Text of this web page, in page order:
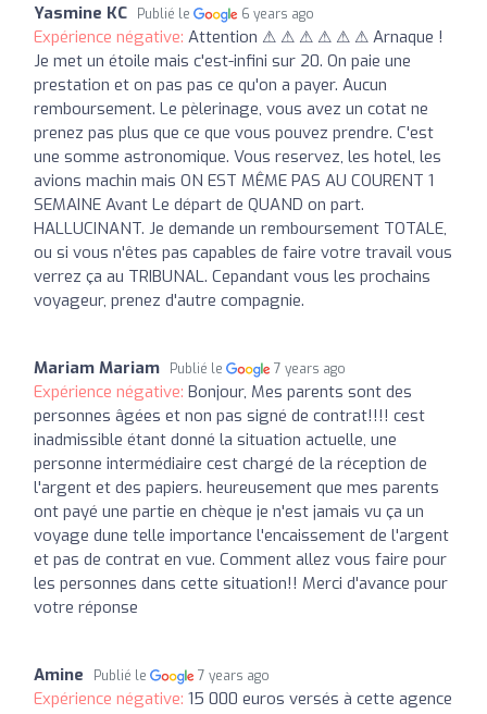
Yasmine KC Publié le 6 years ago
Expérience négative: Attention ⚠ ⚠ ⚠ ⚠ ⚠ ⚠ Arnaque !
Je met un étoile mais c'est-infini sur 20. On paie une
prestation et on pas pas ce qu'on a payer. Aucun
remboursement. Le pèlerinage, vous avez un cotat ne
prenez pas plus que ce que vous pouvez prendre. C'est
une somme astronomique. Vous reservez, les hotel, les
avions machin mais ON EST MÊME PAS AU COURENT 1
SEMAINE Avant Le départ de QUAND on part.
HALLUCINANT. Je demande un remboursement TOTALE,
ou si vous n'êtes pas capables de faire votre travail vous
verrez ça au TRIBUNAL. Cepandant vous les prochains
voyageur, prenez d'autre compagnie.
Mariam Mariam Publié le 7 years ago
Expérience négative: Bonjour, Mes parents sont des
personnes âgées et non pas signé de contrat!!!! cest
inadmissible étant donné la situation actuelle, une
personne intermédiaire cest chargé de la réception de
l'argent et des papiers. heureusement que mes parents
ont payé une partie en chèque je n'est jamais vu ça un
voyage dune telle importance l'encaissement de l'argent
et pas de contrat en vue. Comment allez vous faire pour
les personnes dans cette situation!! Merci d'avance pour
votre réponse
Amine Publié le 7 years ago
Expérience négative: 15 000 euros versés à cette agence